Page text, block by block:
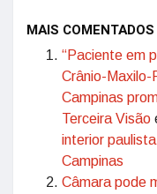
MAIS COMENTADOS
“Paciente em
Crânio-Maxilo-
Campinas
Terceira Visão
interior
Campinas
Câmara pode